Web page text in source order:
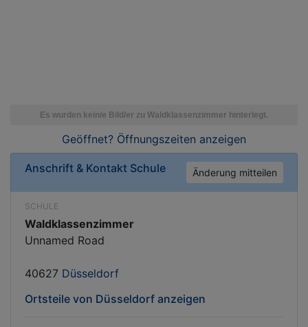
Geöffnet? Öffnungszeiten anzeigen
Anschrift & Kontakt Schule Änderung mitteilen
SCHULE
Waldklassenzimmer
Unnamed Road
40627 Düsseldorf
Ortsteile von Düsseldorf anzeigen